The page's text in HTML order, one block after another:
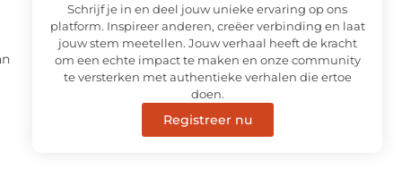
Schrijf je in en deel jouw unieke ervaring op ons
platform. Inspireer anderen, creëer verbinding en laat
jouw stem meetellen. Jouw verhaal heeft de kracht
om een echte impact te maken en onze community
te versterken met authentieke verhalen die ertoe
doen.
Registreer nu